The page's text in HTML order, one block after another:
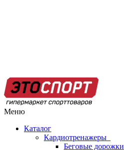
Меню
Каталог
Кардиотренажеры
Беговые дорожки